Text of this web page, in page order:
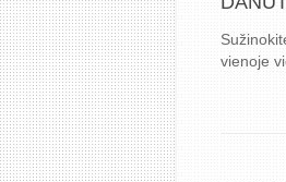
vienoje